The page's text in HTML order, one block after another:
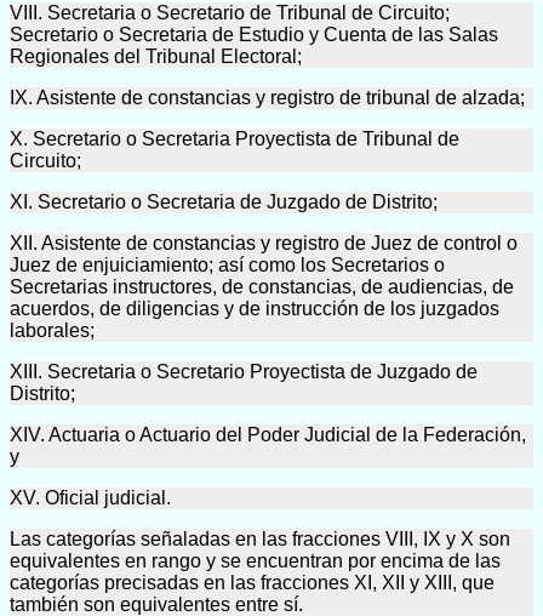
VIII. Secretaria o Secretario de Tribunal de Circuito;
Secretario o Secretaria de Estudio y Cuenta de las Salas
Regionales del Tribunal Electoral;
IX. Asistente de constancias y registro de tribunal de alzada;
X. Secretario o Secretaria Proyectista de Tribunal de
Circuito;
XI. Secretario o Secretaria de Juzgado de Distrito;
XII. Asistente de constancias y registro de Juez de control o
Juez de enjuiciamiento; así como los Secretarios o
Secretarias instructores, de constancias, de audiencias, de
acuerdos, de diligencias y de instrucción de los juzgados
laborales;
XIII. Secretaria o Secretario Proyectista de Juzgado de
Distrito;
XIV. Actuaria o Actuario del Poder Judicial de la Federación,
y
XV. Oficial judicial.
Las categorías señaladas en las fracciones VIII, IX y X son
equivalentes en rango y se encuentran por encima de las
categorías precisadas en las fracciones XI, XII y XIII, que
también son equivalentes entre sí.